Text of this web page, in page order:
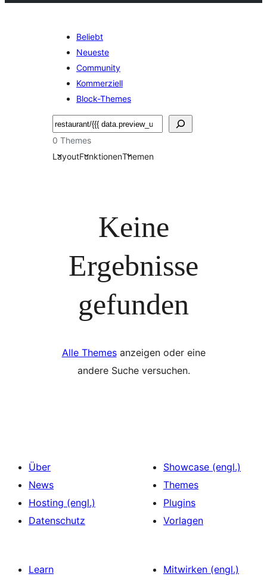
Beliebt
Neueste
Community
Kommerziell
Block-Themes
Suchen
0 Themes
LayoutFunktionenThemen
Keine
Ergebnisse
gefunden
Alle Themesanzeigen oder eine
andere Suche versuchen.
Über
News
Hosting (engl.)
Datenschutz
Showcase (engl.)
Themes
Plugins
Vorlagen
Learn
Mitwirken (engl.)